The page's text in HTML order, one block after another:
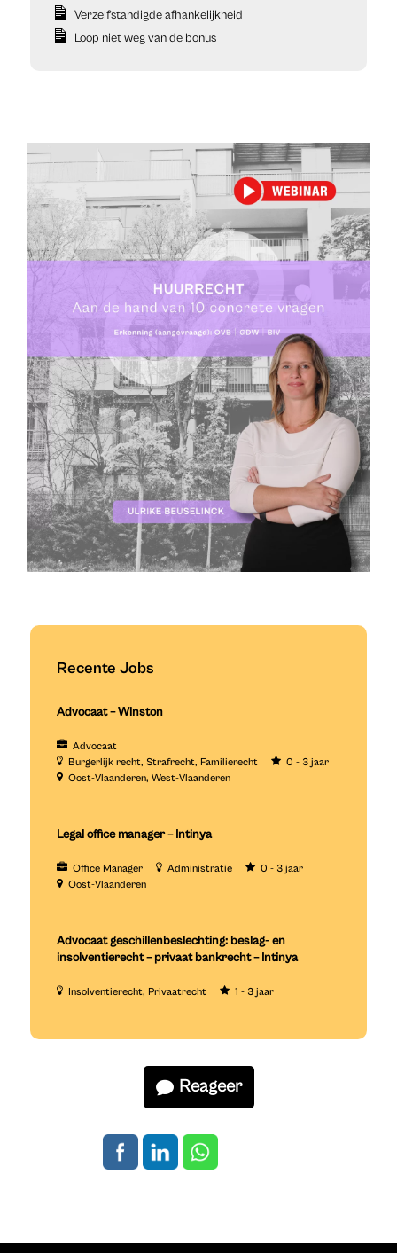
Verzelfstandigde afhankelijkheid
Loop niet weg van de bonus
Recente Jobs
Advocaat – Winston
Advocaat
Burgerlijk recht Strafrecht Familierecht
0 - 3 jaar
Oost-Vlaanderen West-Vlaanderen
Legal office manager – Intinya
Office Manager Administratie
0 - 3 jaar
Oost-Vlaanderen
Advocaat geschillenbeslechting: beslag- en
insolventierecht – privaat bankrecht – Intinya
Insolventierecht Privaatrecht 1 - 3 jaar
Reageer